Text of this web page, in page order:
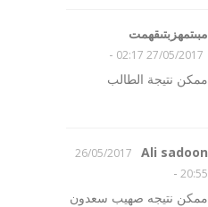
مبىتمهزبتىقهمت
27/05/2017 02:17
-
ممكن نتيجة الطالب
Ali sadoon
26/05/2017
20:55
-
ممكن نتيجه صهيب سعدون